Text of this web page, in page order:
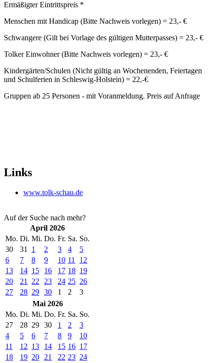
Ermäßigter Eintrittspreis *
Menschen mit Handicap (Bitte Nachweis vorlegen) = 23,- €
Schwangere (Gilt bei Vorlage des gültigen Mutterpasses) = 23,- €
Tolker Einwohner (Bitte Nachweis vorlegen) = 23,- €
Kindergärten/Schulen (Nicht gültig an Wochenenden, Feiertagen
und Schulferien in Schleswig-Holstein) = 22,-€
Gruppen ab 25 Personen - mit Voranmeldung. Preis auf Anfrage
Links
www.tolk-schau.de
Auf der Suche nach mehr?
April 2026
Mo. Di. Mi. Do. Fr. Sa. So.
30
31 1 2 3 4
5
6
7 8 9 10 11
12
13
14 15 16 17 18 19
20
21 22 23 24 25 26
27
28 29 30 1 2
3
Mai 2026
Mo. Di. Mi. Do. Fr. Sa. So.
27
28 29 30 1 2
3
4
5 6 7 8 9
10
11
12 13 14 15 16 17
18
19 20 21 22 23 24